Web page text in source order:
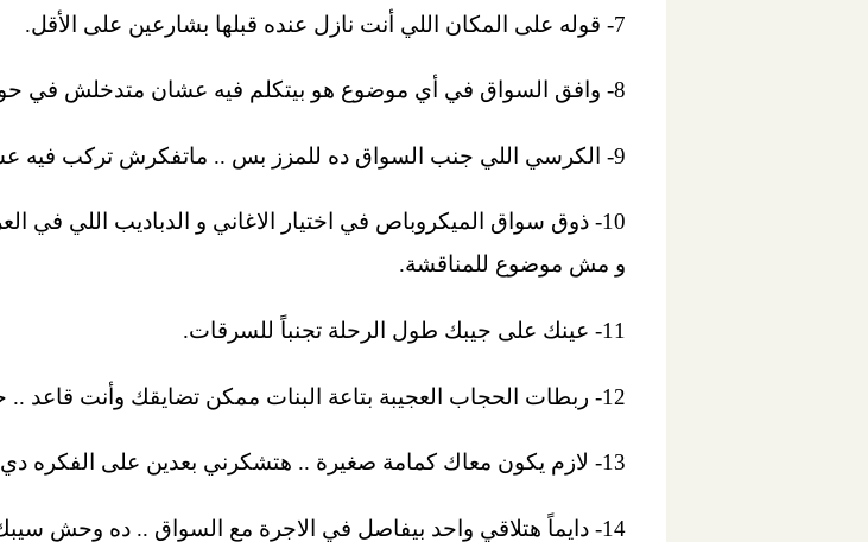
7- قوله على المكان اللي أنت نازل عنده قبلها بشارعين على الأقل.
8- وافق السواق في أي موضوع هو بيتكلم فيه عشان متدخلش في حوارات مالهاش لازمة .. السواق دايماً على حق.
9- الكرسي اللي جنب السواق ده للمزز بس .. ماتفكرش تركب فيه عشان تبقى ضيف لطيف.
10- ذوق سواق الميكروباص في اختيار الاغاني و الدباديب اللي
و مش موضوع للمناقشة.
11- عينك على جيبك طول الرحلة تجنباً للسرقات.
12- ربطات الحجاب العجيبة بتاعة البنات ممكن تضايقك وأنت قاعد .. حاول تجنُبها بهدوء.
13- لازم يكون معاك كمامة صغيرة .. هتشكرني بعدين على الفكره دي.
14- دايماً هتلاقي واحد بيفاصل في الاجرة مع السواق .. ده وحش سيبك منه.